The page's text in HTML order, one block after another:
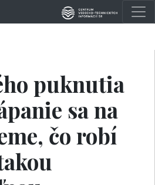
puknutia
sa na
čo robí